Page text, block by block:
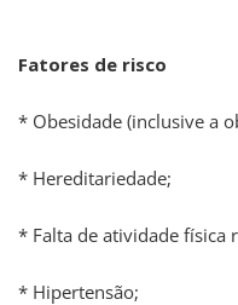
Fatores de risco
* Obesidade (inclusive a
* Hereditariedade;
* Falta de atividade física
* Hipertensão;